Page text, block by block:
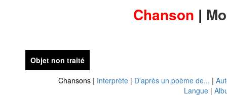
Chanson |
Objet non traité
Chansons | Interprète | D'après un poème de... |
Langue |